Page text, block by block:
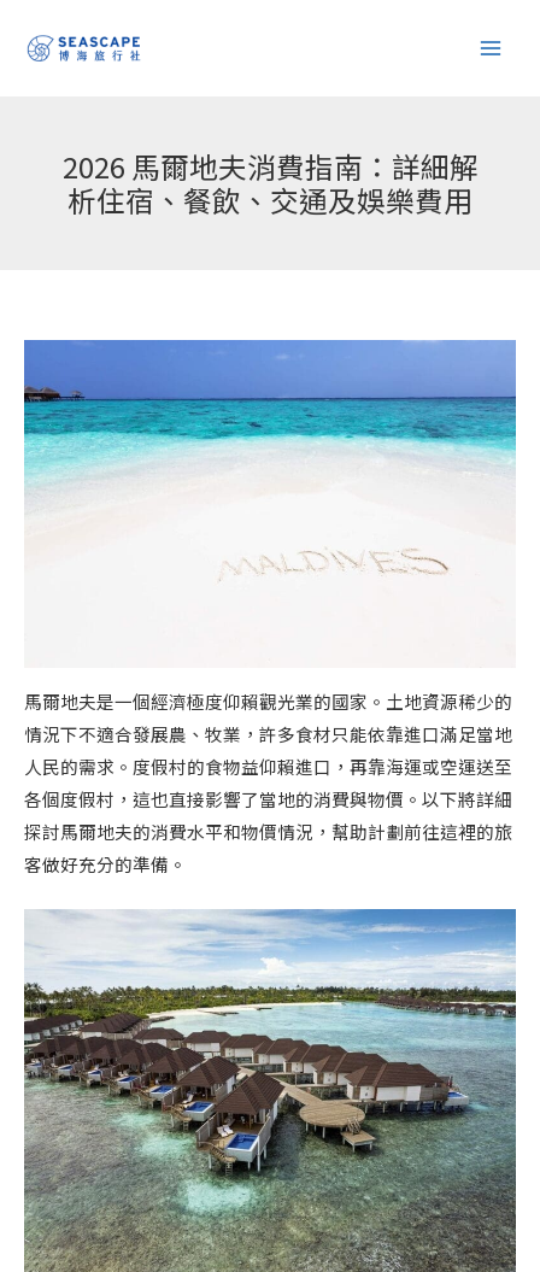
2026 馬爾地夫消費指南：詳細解
析住宿、餐飲、交通及娛樂費用
馬爾地夫是一個經濟極度仰賴觀光業的國家。土地資源稀少的
情況下不適合發展農、牧業，許多食材只能依靠進口滿足當地
人民的需求。度假村的食物益仰賴進口，再靠海運或空運送至
各個度假村，這也直接影響了當地的消費與物價。以下將詳細
探討馬爾地夫的消費水平和物價情況，幫助計劃前往這裡的旅
客做好充分的準備。